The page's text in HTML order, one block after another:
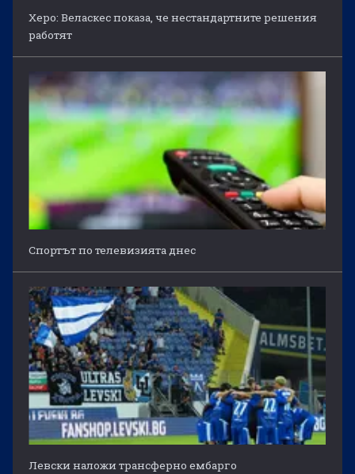
Херо: Веласкес показа, че нестандартните решения
работят
Спортът по телевизията днес
Левски наложи трансферно ембарго